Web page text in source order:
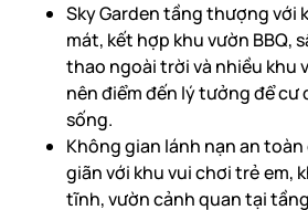
Sky Garden tầng thượng với
mát, kết hợp khu vườn BBQ,
thao ngoài trời và nhiều khu
nên điểm đến lý tưởng để
sống.
Không gian lánh nạn an
giãn với khu vui chơi trẻ em,
tĩnh, vườn cảnh quan tại